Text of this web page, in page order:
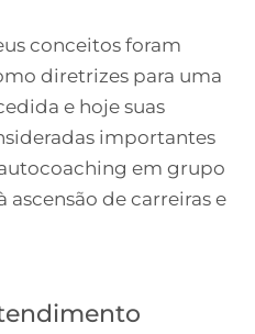
conceitos foram
diretrizes para uma
e hoje suas
importantes
em grupo
de carreiras e